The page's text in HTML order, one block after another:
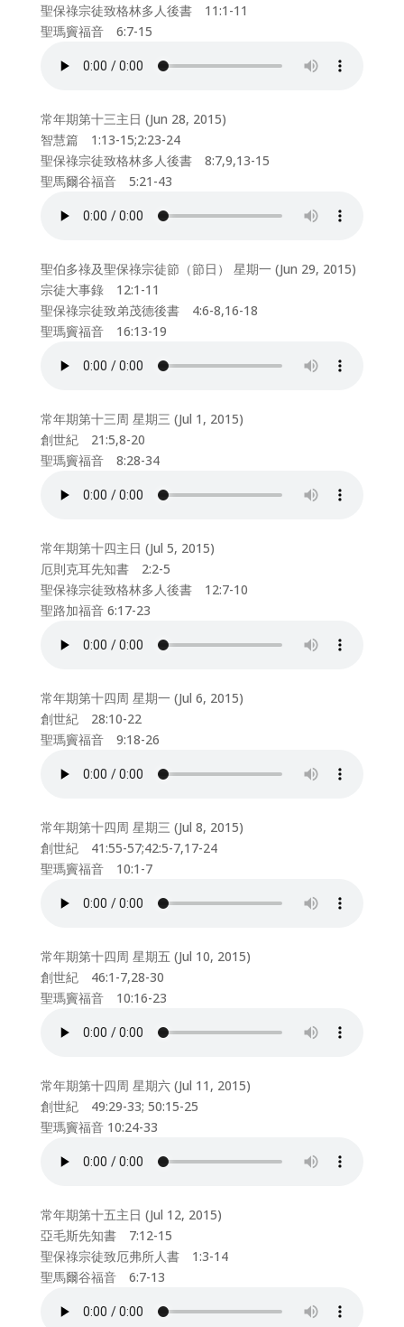
聖保祿宗徒致格林多人後書 11:1-11
聖瑪竇福音 6:7-15
常年期第十三主日 (Jun 28, 2015)
智慧篇 1:13-15;2:23-24
聖保祿宗徒致格林多人後書 8:7,9,13-15
聖馬爾谷福音 5:21-43
聖伯多祿及聖保祿宗徒節（節日） 星期一 (Jun 29, 2015)
宗徒大事錄 12:1-11
聖保祿宗徒致弟茂德後書 4:6-8,16-18
聖瑪竇福音 16:13-19
常年期第十三周 星期三 (Jul 1, 2015)
創世紀 21:5,8-20
聖瑪竇福音 8:28-34
常年期第十四主日 (Jul 5, 2015)
厄則克耳先知書 2:2-5
聖保祿宗徒致格林多人後書 12:7-10
聖路加福音 6:17-23
常年期第十四周 星期一 (Jul 6, 2015)
創世紀 28:10-22
聖瑪竇福音 9:18-26
常年期第十四周 星期三 (Jul 8, 2015)
創世紀 41:55-57;42:5-7,17-24
聖瑪竇福音 10:1-7
常年期第十四周 星期五 (Jul 10, 2015)
創世紀 46:1-7,28-30
聖瑪竇福音 10:16-23
常年期第十四周 星期六 (Jul 11, 2015)
創世紀 49:29-33; 50:15-25
聖瑪竇福音 10:24-33
常年期第十五主日 (Jul 12, 2015)
亞毛斯先知書 7:12-15
聖保祿宗徒致厄弗所人書 1:3-14
聖馬爾谷福音 6:7-13